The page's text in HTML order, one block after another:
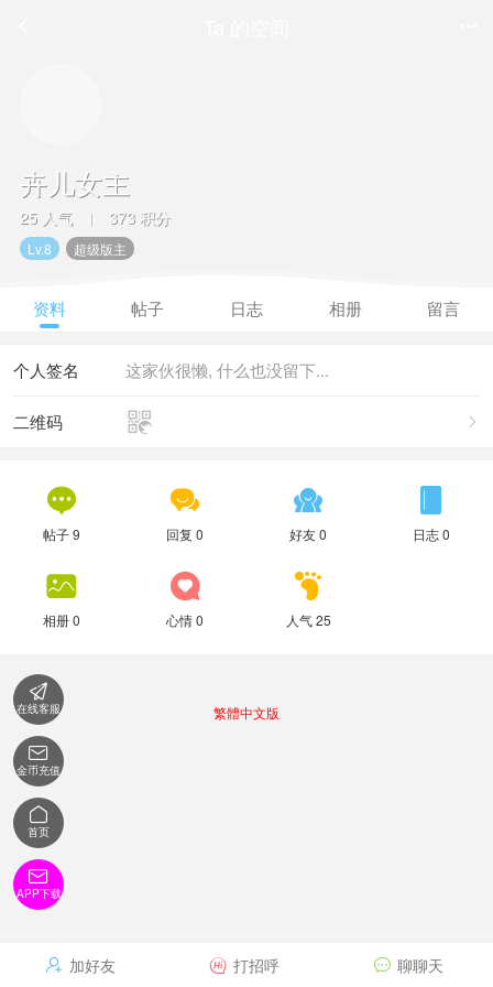
卉儿女主
25 人气 | 373 积分
Lv.8 超级版主
资料 帖子 日志 相册 留言
这家伙很懒, 什么也没留下...
个人签名


二维码

帖子 9

回复 0

好友 0

日志 0

相册 0

心情 0

人气 25
 加好友  打招呼  聊聊天
繁體中文版

在线客服

金币充值

首页

APP下载